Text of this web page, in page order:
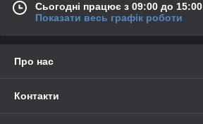
Сьогодні працює з 09:00 до 15:00
Показати весь графік роботи
Про нас
Контакти